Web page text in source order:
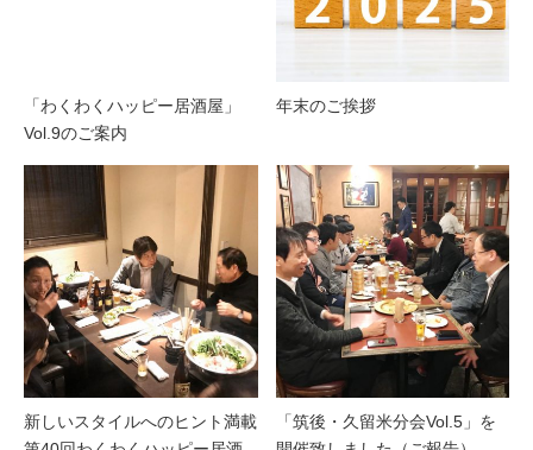
「わくわくハッピー居酒屋」
Vol.9のご案内
年末のご挨拶
新しいスタイルへのヒント満載
「筑後・久留米分会Vol.5」を